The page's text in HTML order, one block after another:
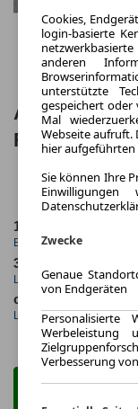
Audi A5
10.2025
Erstzulassung
36 Monate
Laufzeit
ca. 150 kW (203 PS)
Leistung
Cookies,
login-basierte
anderen
unterstützte
gespeichert oder
Mal
Webseite aufruft.
hier aufgeführten
Sie können Ihre
Zwecke
Genaue
von Endgeräten
Verbesserung